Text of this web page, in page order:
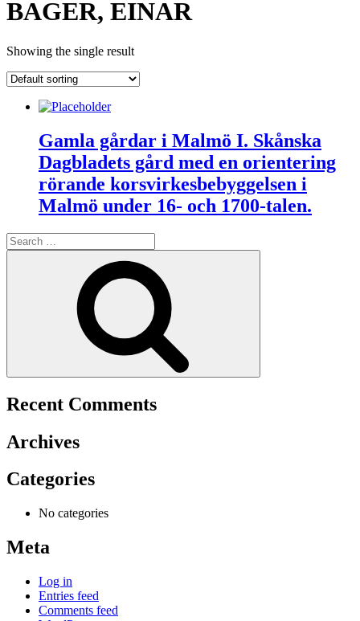
BAGER, EINAR
Showing the single result
Gamla gårdar i Malmö I. Skånska
Dagbladets gård med en orientering
rörande korsvirkesbebyggelsen i
Malmö under 16- och 1700-talen.
Search
for:
Recent Comments
Archives
Categories
No categories
Meta
Log in
Entries feed
Comments feed